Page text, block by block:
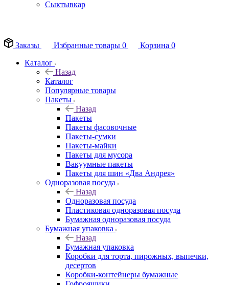
Сыктывкар
Заказы
Избранные товары 0 Корзина 0
Каталог
Назад
Каталог
Популярные товары
Пакеты
Назад
Пакеты
Пакеты фасовочные
Пакеты-сумки
Пакеты-майки
Пакеты для мусора
Вакуумные пакеты
Пакеты для шин «Два Андрея»
Одноразовая посуда
Назад
Одноразовая посуда
Пластиковая одноразовая посуда
Бумажная одноразовая посуда
Бумажная упаковка
Назад
Бумажная упаковка
Коробки для торта, пирожных, выпечки,
десертов
Коробки-контейнеры бумажные